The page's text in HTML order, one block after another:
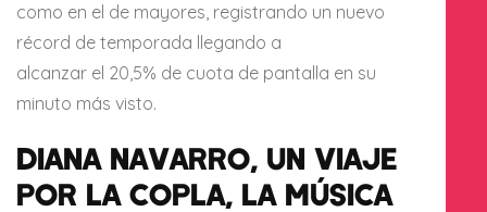
como en el de mayores, registrando un nuevo
récord de temporada llegando a
alcanzar el 20,5% de cuota de pantalla en su
minuto más visto.
DIANA NAVARRO, UN VIAJE
POR LA COPLA, LA MÚSICA